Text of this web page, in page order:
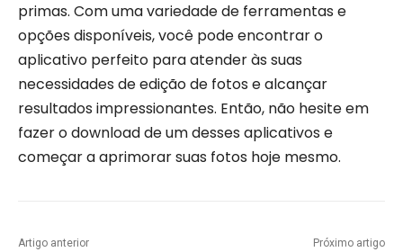
primas. Com uma variedade de ferramentas e
opções disponíveis, você pode encontrar o
aplicativo perfeito para atender às suas
necessidades de edição de fotos e alcançar
resultados impressionantes. Então, não hesite em
fazer o download de um desses aplicativos e
começar a aprimorar suas fotos hoje mesmo.
Artigo anterior Próximo artigo